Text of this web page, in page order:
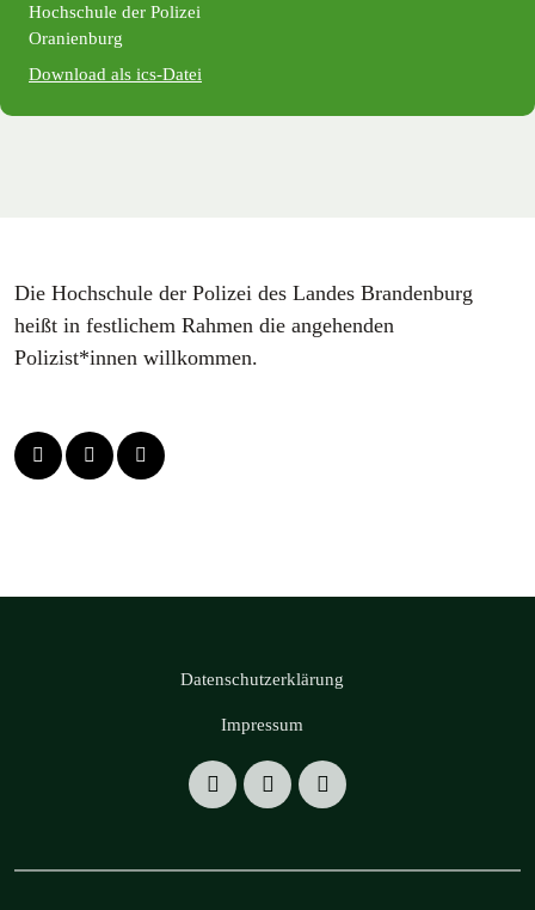
Hochschule der Polizei
Oranienburg
Download als ics-Datei
Die Hochschule der Polizei des Landes Brandenburg
heißt in festlichem Rahmen die angehenden
Polizist*innen willkommen.
Datenschutzerklärung
Impressum